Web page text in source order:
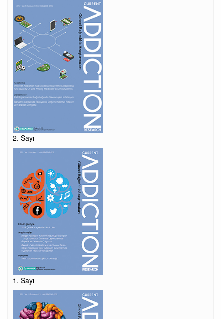
2. Sayı
1. Sayı